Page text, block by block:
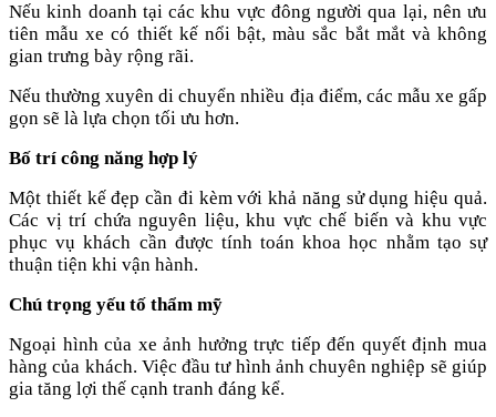
Nếu kinh doanh tại các khu vực đông người qua lại, nên ưu
tiên mẫu xe có thiết kế nổi bật, màu sắc bắt mắt và không
gian trưng bày rộng rãi.
Nếu thường xuyên di chuyển nhiều địa điểm, các mẫu xe gấp
gọn sẽ là lựa chọn tối ưu hơn.
Bố trí công năng hợp lý
Một thiết kế đẹp cần đi kèm với khả năng sử dụng hiệu quả.
Các vị trí chứa nguyên liệu, khu vực chế biến và khu vực
phục vụ khách cần được tính toán khoa học nhằm tạo sự
thuận tiện khi vận hành.
Chú trọng yếu tố thẩm mỹ
Ngoại hình của xe ảnh hưởng trực tiếp đến quyết định mua
hàng của khách. Việc đầu tư hình ảnh chuyên nghiệp sẽ giúp
gia tăng lợi thế cạnh tranh đáng kể.